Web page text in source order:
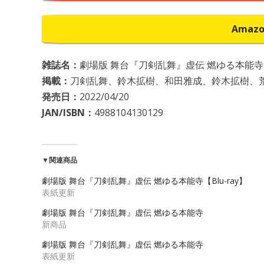
雑誌名： 劇場版 舞台『刀剣乱舞』虚伝 燃ゆる本能
掲載： 刀剣乱舞、鈴木拡樹、和田雅成、鈴木拡樹、
発売日： 2022/04/20
JAN/ISBN： 4988104130129
▼関連商品
劇場版 舞台『刀剣乱舞』虚伝 燃ゆる本能寺【Blu-ray】
表紙更新
劇場版 舞台『刀剣乱舞』虚伝 燃ゆる本能寺
新商品
劇場版 舞台『刀剣乱舞』虚伝 燃ゆる本能寺
表紙更新